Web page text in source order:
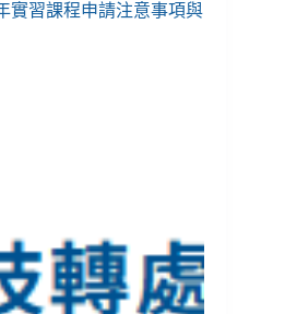
實習課程申請注意事項與